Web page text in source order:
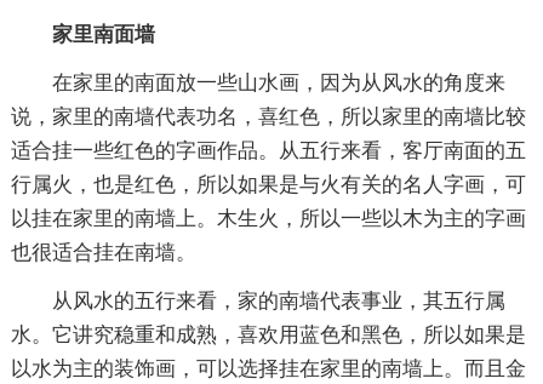
家里南面墙
在家里的南面放一些山水画，因为从风水的角度来
说，家里的南墙代表功名，喜红色，所以家里的南墙比较
适合挂一些红色的字画作品。从五行来看，客厅南面的五
行属火，也是红色，所以如果是与火有关的名人字画，可
以挂在家里的南墙上。木生火，所以一些以木为主的字画
也很适合挂在南墙。
从风水的五行来看，家的南墙代表事业，其五行属
水。它讲究稳重和成熟，喜欢用蓝色和黑色，所以如果是
以水为主的装饰画，可以选择挂在家里的南墙上。而且金